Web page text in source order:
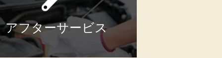
アフターサービス